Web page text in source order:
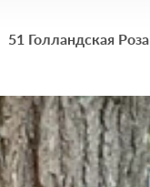
51 Голландская Роза